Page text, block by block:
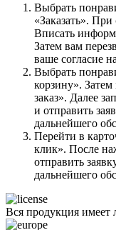
Выбрать
«Заказать».
Вписать
Затем вам
ваше согласие
Выбрать
корзину».
заказ». Далее
и отправить
дальнейшего
Перейти в
клик». После
отправить
дальнейшего
Вся продукция имеет